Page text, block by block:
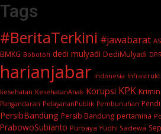
Tags
#BeritaTerkini #jawabarat
BMKG Bobotoh dedi mulyadi DediMulyadi
harianjabar indonesia
kesehatan KesehatanAnak Korupsi KPK
Pangandaran PelayananPublik Pembunuhan
PersibBandung Persib Bandung pertamina
PrabowoSubianto Purbaya Yudhi Sadewa